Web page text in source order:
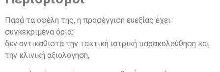
Παρά τα οφέλη της, η προσέγγιση ευεξίας έχει
συγκεκριμένα όρια:
δεν αντικαθιστά την τακτική ιατρική παρακολούθηση και
την κλινική αξιολόγηση,